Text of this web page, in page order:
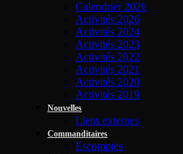
Calendrier 2026
Activités 2026
Activités 2024
Activités 2023
Activités 2022
Activités 2021
Activités 2020
Activités 2019
Nouvelles
Liens externes
Commanditaires
Escomptes